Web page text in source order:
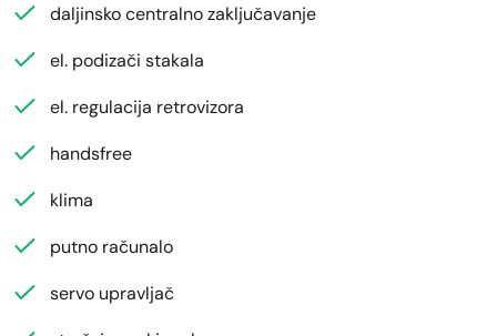
daljinsko centralno zaključavanje
el. podizači stakala
el. regulacija retrovizora
handsfree
klima
putno računalo
servo upravljač